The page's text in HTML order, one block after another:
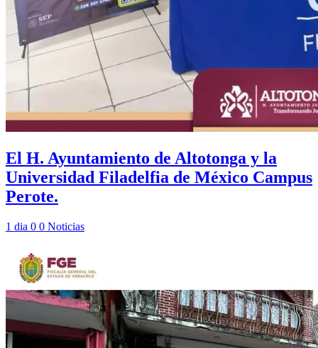
El H. Ayuntamiento de Altotonga y la
Universidad Filadelfia de México Campus
Perote.
1 dia 0 0 Noticias